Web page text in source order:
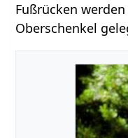
Fußrücken
Oberschenkel